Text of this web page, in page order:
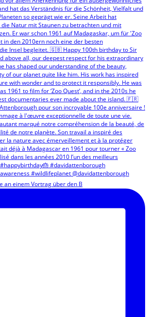
einem Vortrag über den B